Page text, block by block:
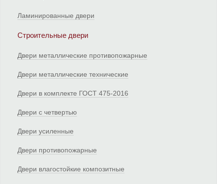
Ламинированные двери
Строительные двери
Двери металлические противопожарные
Двери металлические технические
Двери в комплекте ГОСТ 475-2016
Двери с четвертью
Двери усиленные
Двери противопожарные
Двери влагостойкие композитные